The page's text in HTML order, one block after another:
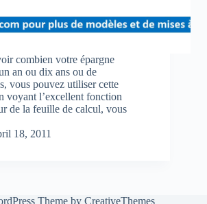
combien votre épargne
an ou dix ans ou de
vous pouvez utiliser cette
voyant l’excellent fonction
de la feuille de calcul, vous
18, 2011
Theme by CreativeThemes